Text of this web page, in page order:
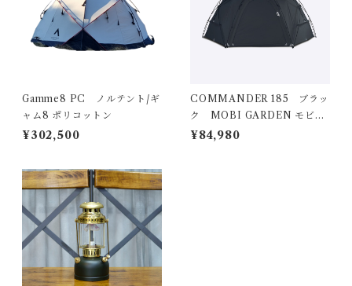
Gamme8 PC ノルテント/ギ
ャム8 ポリコットン
¥302,500
COMMANDER 185 ブラッ
ク MOBI GARDEN モビガ
ーデン
¥84,980